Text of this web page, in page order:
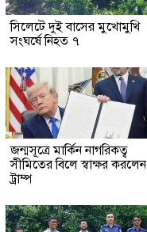
সিলেটে দুই বাসের মুখোমুখি
সংঘর্ষে নিহত ৭
জন্মসূত্রে মার্কিন নাগরিকত্ব
সীমিতের বিলে স্বাক্ষর করলেন
ট্রাম্প